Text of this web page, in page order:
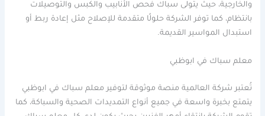
والخارجية، حيث يتولى سباك فحص الأنابيب والكبس والتوصيلات
بانتظام، كما توفر الشركة حلولًا متقدمة للإصلاح مثل إعادة ربط أو
استبدال المواسير القديمة.
معلم سباك في ابوظبي
تُعتبر شركة العالمية منصة موثوقة لتوفير معلم سباك في ابوظبي
يتمتع بخبرة واسعة في جميع أنواع التمديدات الصحية والسباكة، كما